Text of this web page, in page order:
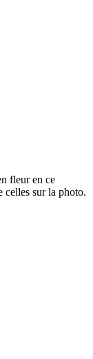
fleur en ce
celles sur la photo.